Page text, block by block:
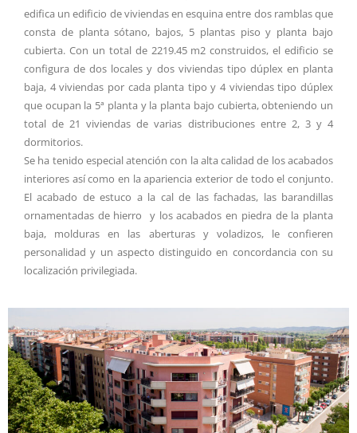
edifica un edificio de viviendas en esquina entre dos ramblas que
consta de planta sótano, bajos, 5 plantas piso y planta bajo
cubierta. Con un total de 2219.45 m2 construidos, el edificio se
configura de dos locales y dos viviendas tipo dúplex en planta
baja, 4 viviendas por cada planta tipo y 4 viviendas tipo dúplex
que ocupan la 5ª planta y la planta bajo cubierta, obteniendo un
total de 21 viviendas de varias distribuciones entre 2, 3 y 4
dormitorios.
Se ha tenido especial atención con la alta calidad de los acabados
interiores así como en la apariencia exterior de todo el conjunto.
El acabado de estuco a la cal de las fachadas, las barandillas
ornamentadas de hierro y los acabados en piedra de la planta
baja, molduras en las aberturas y voladizos, le confieren
personalidad y un aspecto distinguido en concordancia con su
localización privilegiada.